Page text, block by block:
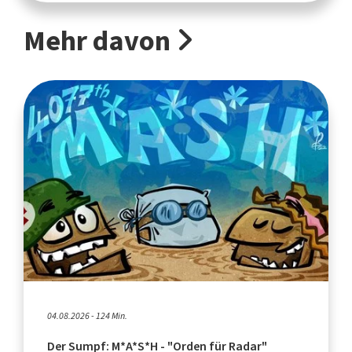
Mehr davon
04.08.2026 - 124 Min.
Der Sumpf: M*A*S*H - "Orden für Radar"